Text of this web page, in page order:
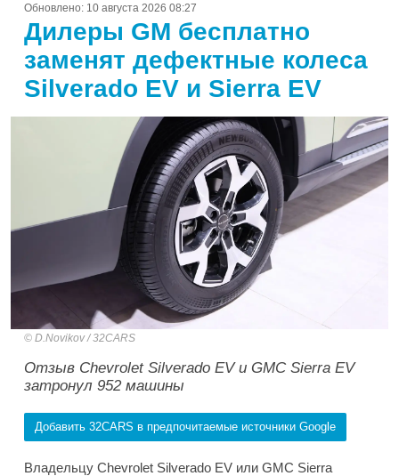
Обновлено: 10 августа 2026 08:27
Дилеры GM бесплатно
заменят дефектные колеса
Silverado EV и Sierra EV
D.Novikov / 32CARS
Отзыв Chevrolet Silverado EV и GMC Sierra EV
затронул 952 машины
Добавить 32CARS в предпочитаемые источники Google
Владельцу Chevrolet Silverado EV или GMC Sierra